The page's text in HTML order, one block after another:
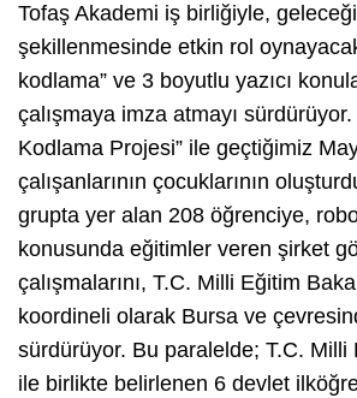
Tofaş Akademi iş birliğiyle,
şekillenmesinde etkin rol
kodlama” ve 3 boyutlu yazıcı
çalışmaya imza atmayı
Kodlama Projesi” ile geçtiğimiz
çalışanlarının çocuklarının
grupta yer alan 208 öğrenciye,
konusunda eğitimler veren şirket
çalışmalarını, T.C. Milli Eğitim
koordineli olarak Bursa ve
sürdürüyor. Bu paralelde; T.C. Milli
ile birlikte belirlenen 6 devlet